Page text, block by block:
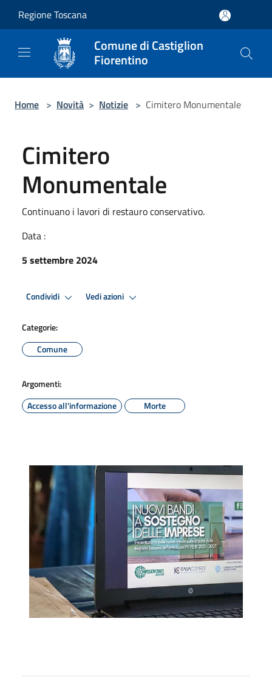
Regione Toscana
Comune di Castiglion
Fiorentino
Home > Novità > Notizie > Cimitero Monumentale
Cimitero
Monumentale
Continuano i lavori di restauro conservativo.
Data :
5 settembre 2024
Condividi Vedi azioni
Categorie:
Comune
Argomenti:
Accesso all'informazione
Morte